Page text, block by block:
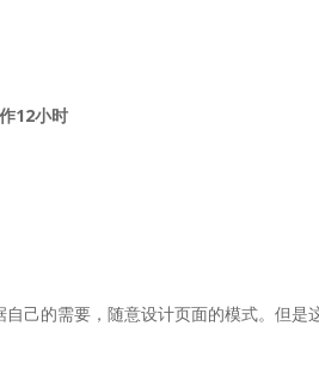
12小时
己的需要，随意设计页面的模式。但